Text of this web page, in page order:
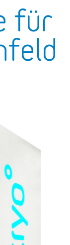
für